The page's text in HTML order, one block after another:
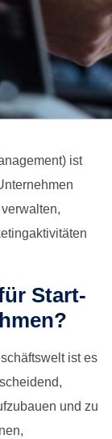
ist
Start-
ist es
und zu